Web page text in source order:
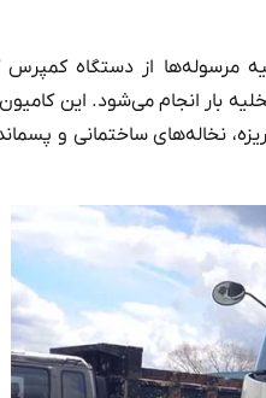
مرسوله‌ها از دستگاه
بار انجام می‌شود. این
نخاله‌های ساختمانی و